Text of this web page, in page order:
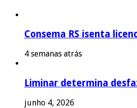
Consema RS isenta
4 semanas atrás
Liminar determina
junho 4, 2026